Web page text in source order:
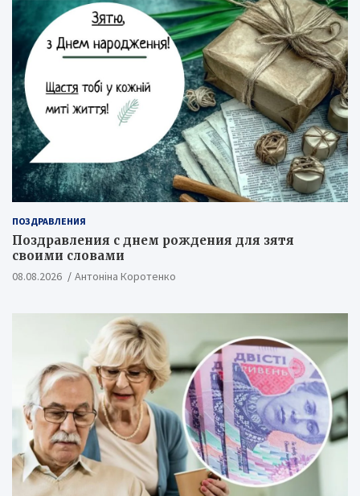
ПОЗДРАВЛЕНИЯ
Поздравления с днем рождения для зятя
своими словами
08.08.2026 Антоніна Коротенко